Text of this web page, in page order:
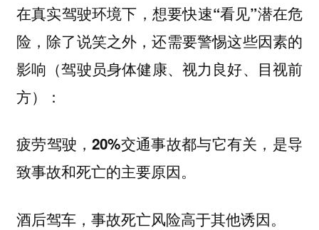
在真实驾驶环境下，想要快速“看见”潜在危
险，除了说笑之外，还需要警惕这些因素的
影响 （驾驶员身体健康、视力良好、目视前
方）：
疲劳驾驶，20%交通事故都与它有关 ，是导
致事故和死亡的主要原因。
酒后驾车，事故死亡风险高于其他诱因。